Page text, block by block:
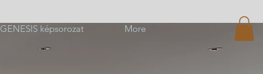
GENESIS képsorozat More